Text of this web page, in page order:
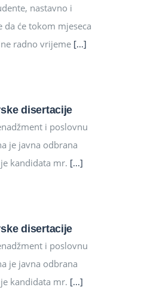
nastavno i
da će tokom mjeseca
radno vrijeme [...]
disertacije
i poslovnu
je javna odbrana
kandidata mr. [...]
disertacije
i poslovnu
je javna odbrana
kandidata mr. [...]